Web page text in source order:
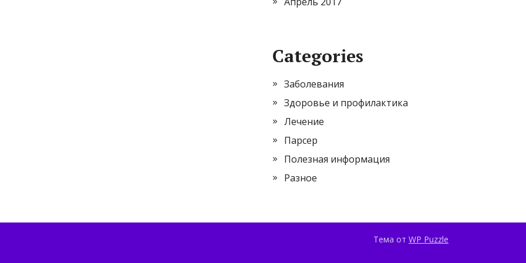
Categories
Заболевания
Здоровье и профилактика
Лечение
Парсер
Полезная информация
Разное
Тема от WP Puzzle